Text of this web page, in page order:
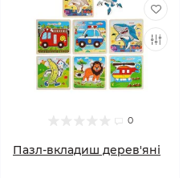
0
Пазл-вкладиш дерев'яні